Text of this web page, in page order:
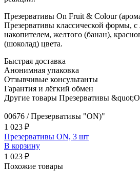
Презервативы On Fruit & Colour
Презервативы классической формы,
накопителем, желтого (банан),
(шоколад) цвета.
Быстрая доставка
Анонимная упаковка
Отзывчивые консультанты
Гарантия и лёгкий обмен
Другие товары Презервативы
00676 / Презервативы "ON)"
1 023 ₽
Презервативы ON, 3 шт
В корзину
1 023 ₽
Похожие товары